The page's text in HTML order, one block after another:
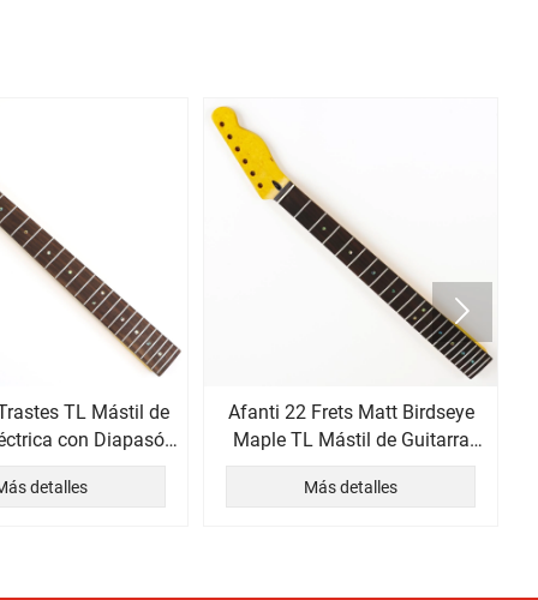
TL Mástil de
con Diapasón
Palisandro
detalles
Afanti 22 Frets Matt Birdseye
Maple TL Mástil de Guitarra
Eléctrica
Más detalles
